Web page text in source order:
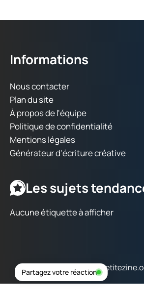
Informations
Nous contacter
Plan du site
À propos de l'équipe
Politique de confidentialité
Mentions légales
Générateur d'écriture créative
Les sujets
Aucune étiquette à afficher
Copyright ©
Partagez votre réaction